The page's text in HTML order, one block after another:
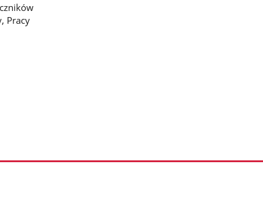
Pracy